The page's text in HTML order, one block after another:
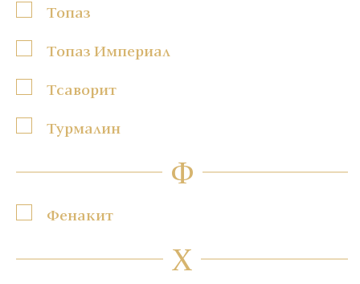
Топаз
Топаз Империал
Тсаворит
Турмалин
Ф
Фенакит
Х